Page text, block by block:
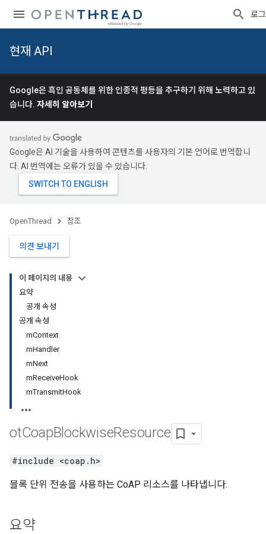
로
현재 API
Google은 흑인 공동체를 위한 인종적 평등을 추구하기 위해 노력하고 있
습니다. 자세히 알아보기
Google은 AI 기술을 사용하여 콘텐츠를 사용자의 기본 언어로 번역합니
다. AI 번역에는 오류가 있을 수 있습니다.
OpenThread 참조
의견 보내기
이 페이지의 내용
요약
공개 속성
공개 속성
mContext
mHandler
mNext
mReceiveHook
mTransmitHook
otCoapBlockwiseResource
#include <coap.h>
블록 단위 전송을 사용하는 CoAP 리소스를 나타냅니다.
요약